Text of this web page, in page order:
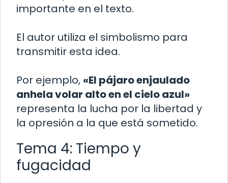
importante en el texto.
El autor utiliza el simbolismo para
transmitir esta idea.
Por ejemplo, «El pájaro enjaulado
anhela volar alto en el cielo azul»
representa la lucha por la libertad y
la opresión a la que está sometido.
Tema 4: Tiempo y
fugacidad